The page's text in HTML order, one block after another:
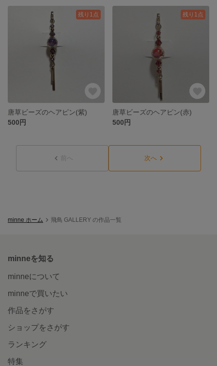
残り1点
唐草ビーズのヘアピン(紫)
500円
残り1点
唐草ビーズのヘアピン(赤)
500円
前へ 次へ
minne ホーム 飛鳥 GALLERY の作品一覧
minneを知る
minneについて
minneで買いたい
作品をさがす
ショップをさがす
ランキング
特集